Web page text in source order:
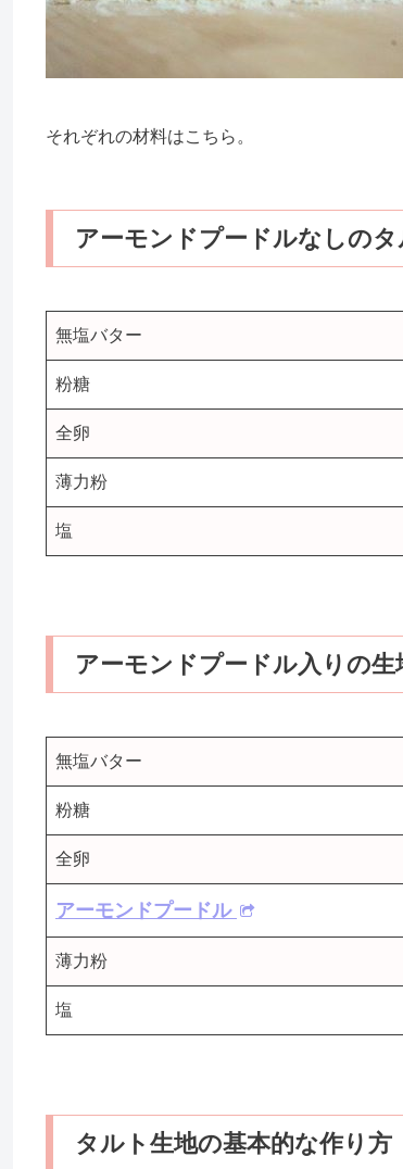
それぞれの材料はこちら。
アーモンドプードルなしの
無塩バター
粉糖
全卵
薄力粉
塩
アーモンドプードル入りの生
無塩バター
粉糖
全卵
アーモンドプードル
薄力粉
塩
タルト生地の基本的な作り方